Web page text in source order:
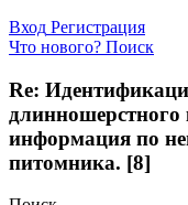
Вход Регистрация
Что нового? Поиск
Re:
длинношерстного
информация по
питомника. [8]